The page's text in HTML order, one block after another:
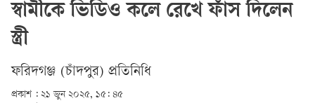
স্বামীকে ভিডিও কলে রেখে ফাঁস দিলেন
স্ত্রী
ফরিদগঞ্জ (চাঁদপুর) প্রতিনিধি
প্রকাশ : ২১ জুন ২০২৫, ১৫: ৪৫